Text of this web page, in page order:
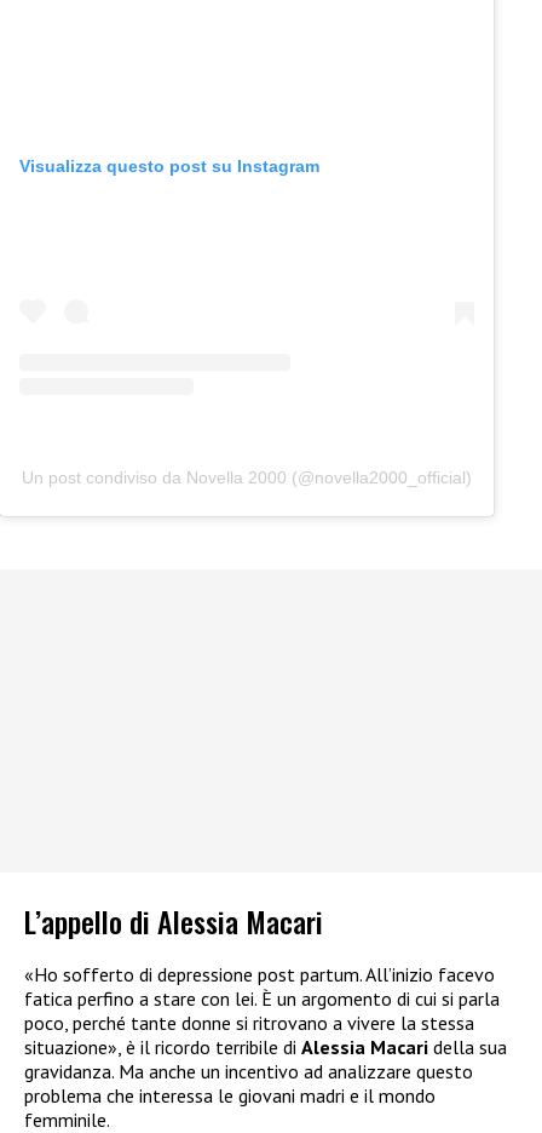
Visualizza questo post su Instagram
Un post condiviso da Novella 2000 (@novella2000_official)
L’appello di Alessia Macari
«Ho sofferto di depressione post partum. All’inizio facevo
fatica perfino a stare con lei. È un argomento di cui si parla
poco, perché tante donne si ritrovano a vivere la stessa
situazione», è il ricordo terribile di Alessia Macari della sua
gravidanza. Ma anche un incentivo ad analizzare questo
problema che interessa le giovani madri e il mondo
femminile.